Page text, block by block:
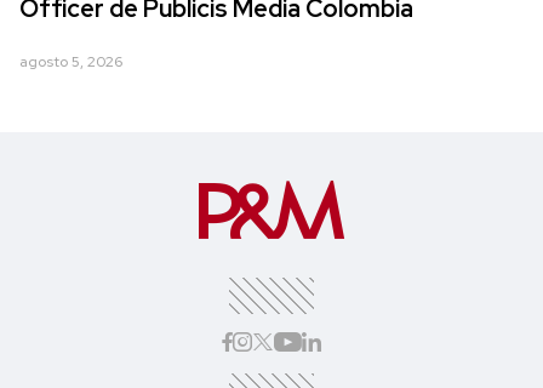
Officer de Publicis Media Colombia
agosto 5, 2026